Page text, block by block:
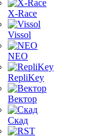
X-Race
Vissol
NEO
RepliKey
Вектор
Скад